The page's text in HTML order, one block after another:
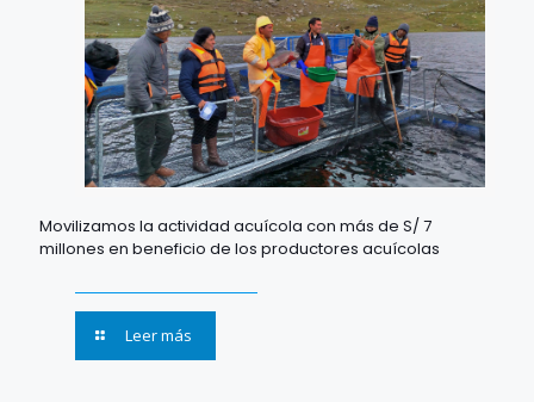
Movilizamos la actividad acuícola con más de S/ 7
millones en beneficio de los productores acuícolas
Leer más